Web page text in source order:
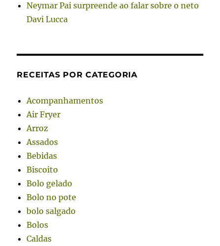
Neymar Pai surpreende ao falar sobre o neto
Davi Lucca
RECEITAS POR CATEGORIA
Acompanhamentos
Air Fryer
Arroz
Assados
Bebidas
Biscoito
Bolo gelado
Bolo no pote
bolo salgado
Bolos
Caldas